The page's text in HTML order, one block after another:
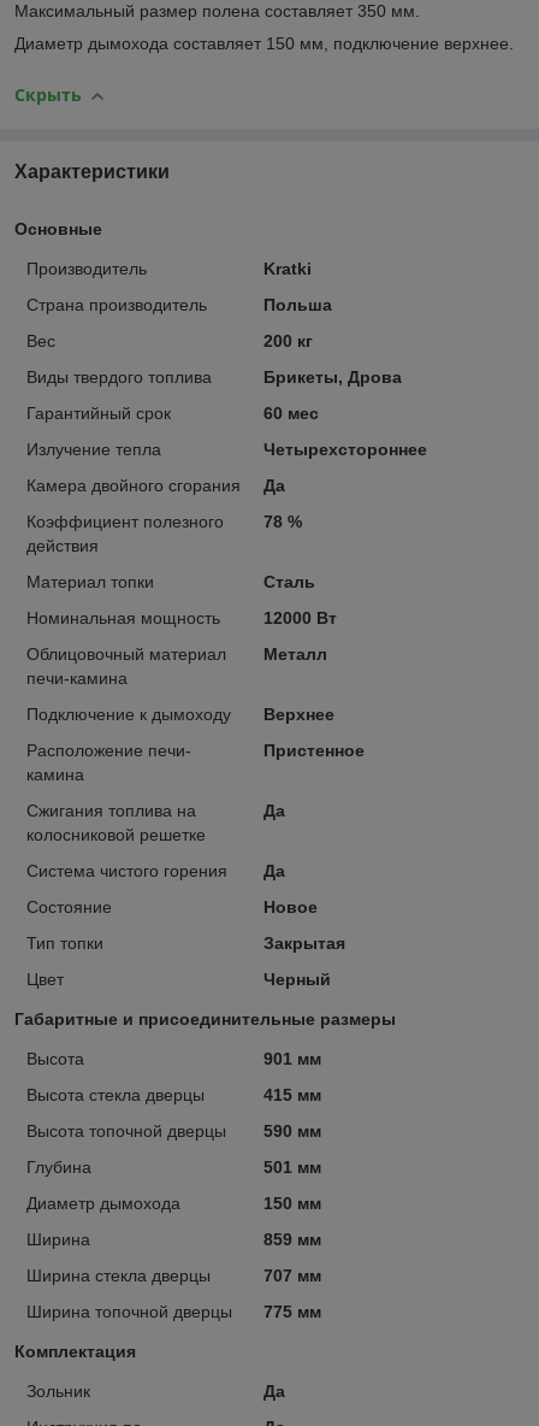
Максимальный размер полена составляет 350 мм.
Диаметр дымохода составляет 150 мм, подключение верхнее.
Скрыть
Характеристики
Основные
Производитель
Kratki
Страна производитель
Польша
Вес
200 кг
Виды твердого топлива
Брикеты, Дрова
Гарантийный срок
60 мес
Излучение тепла
Четырехстороннее
Камера двойного сгорания
Да
Коэффициент полезного
действия
78 %
Материал топки
Сталь
Номинальная мощность
12000 Вт
Облицовочный материал
печи-камина
Металл
Подключение к дымоходу
Верхнее
Расположение печи-
камина
Пристенное
Сжигания топлива на
колосниковой решетке
Да
Система чистого горения
Да
Состояние
Новое
Тип топки
Закрытая
Цвет
Черный
Габаритные и присоединительные размеры
Высота
901 мм
Высота стекла дверцы
415 мм
Высота топочной дверцы
590 мм
Глубина
501 мм
Диаметр дымохода
150 мм
Ширина
859 мм
Ширина стекла дверцы
707 мм
Ширина топочной дверцы
775 мм
Комплектация
Зольник
Да